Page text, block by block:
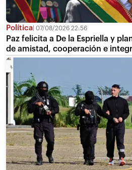
Política 07/08/2026 22:56
Paz felicita a De la Espriella y
de amistad, cooperación e